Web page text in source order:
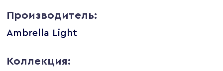
Производитель:
Ambrella Light
Коллекция: